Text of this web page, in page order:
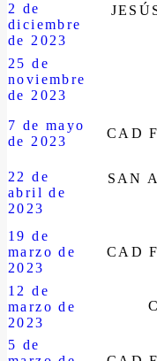
2 de
diciembre
de 2023
25 de
noviembre
de 2023
7 de mayo
de 2023
CAD
22 de
abril de
2023
SAN
19 de
marzo de
2023
CAD
12 de
marzo de
2023
5 de